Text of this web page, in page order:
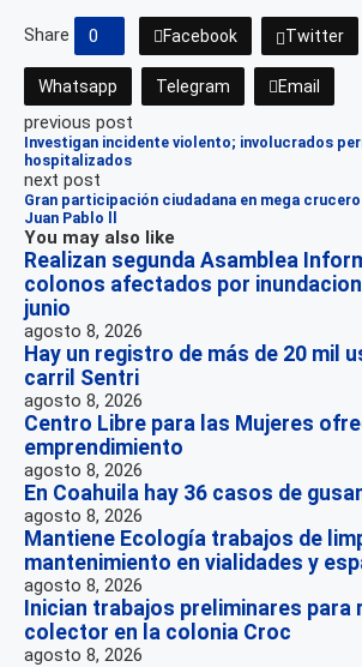
Share 0 Facebook Twitter
Whatsapp Telegram Email
previous post
Investigan incidente violento; involucrados
hospitalizados
next post
Gran participación ciudadana en mega crucero
Juan Pablo ll
You may also like
Realizan segunda Asamblea
colonos afectados por
junio
agosto 8, 2026
Hay un registro de más de 20 mil
carril Sentri
agosto 8, 2026
Centro Libre para las Mujeres
emprendimiento
agosto 8, 2026
En Coahuila hay 36 casos de
agosto 8, 2026
Mantiene Ecología trabajos de
mantenimiento en vialidades y
agosto 8, 2026
Inician trabajos preliminares para
colector en la colonia Croc
agosto 8, 2026